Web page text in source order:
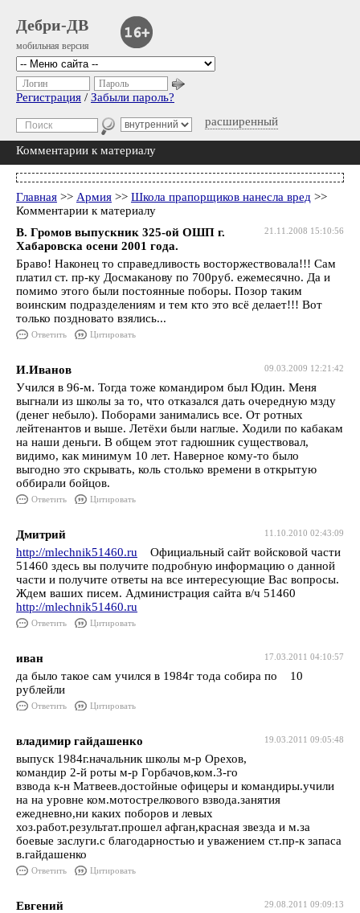
Дебри-ДВ
мобильная версия
расширенный
Логин Пароль
Регистрация / Забыли пароль?
Комментарии к материалу
Главная >> Армия >> Школа прапорщиков нанесла вред >>
Комментарии к материалу
21.11.2008 15:10:56
В. Громов выпускник 325-ой ОШП г.
Хабаровска осени 2001 года.
Браво! Наконец то справедливость восторжествовала!!! Сам
платил ст. пр-ку Досмаканову по 700руб. ежемесячно. Да и
помимо этого были постоянные поборы. Позор таким
воинским подразделениям и тем кто это всё делает!!! Вот
только поздновато взялись...
Ответить Цитировать
09.03.2009 12:21:42
И.Иванов
Учился в 96-м. Тогда тоже командиром был Юдин. Меня
выгнали из школы за то, что отказался дать очередную мзду
(денег небыло). Поборами занимались все. От ротных
лейтенантов и выше. Летёхи были наглые. Ходили по кабакам
на наши деньги. В общем этот гадюшник существовал,
видимо, как минимум 10 лет. Наверное кому-то было
выгодно это скрывать, коль столько времени в открытую
оббирали бойцов.
Ответить Цитировать
11.10.2010 02:43:09
Дмитрий
http://mlechnik51460.ru Официальный сайт войсковой части
51460 здесь вы получите подробную информацию о данной
части и получите ответы на все интересующие Вас вопросы.
Ждем ваших писем. Администрация сайта в/ч 51460
http://mlechnik51460.ru
Ответить Цитировать
17.03.2011 04:10:57
иван
да было такое сам учился в 1984г тода собира по 10
рублейли
Ответить Цитировать
19.03.2011 09:05:48
владимир гайдашенко
выпуск 1984г.начальник школы м-р Орехов,
командир 2-й роты м-р Горбачов,ком.3-го
взвода к-н Матвеев.достойные офицеры и командиры.учили
на на уровне ком.мотострелкового взвода.занятия
ежедневно,ни каких поборов и левых
хоз.работ.результат.прошел афган,красная звезда и м.за
боевые заслуги.с благодарностью и уважением ст.пр-к запаса
в.гайдашенко
Ответить Цитировать
29.08.2011 09:09:13
Евгений